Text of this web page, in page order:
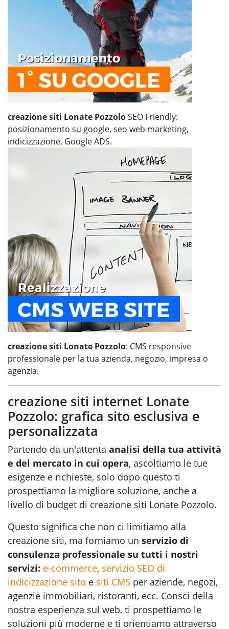
creazione siti Lonate PozzoloSEO Friendly:
posizionamento su google, seo web marketing,
indicizzazione, Google ADS.
creazione siti Lonate Pozzolo: CMS responsive
professionale per la tua azienda, negozio, impresa o
agenzia.
creazione siti internet Lonate
Pozzolo: grafica sito esclusiva e
personalizzata
Partendo da un'attenta analisi della tua attività
e del mercato in cui opera, ascoltiamo le tue
esigenze e richieste, solo dopo questo ti
prospettiamo la migliore soluzione, anche a
livello di budget di creazione siti Lonate Pozzolo.
Questo significa che non ci limitiamo alla
creazione siti, ma forniamo un servizio di
consulenza professionale su tutti i nostri
servizi: e-commerce, servizio SEO di
indicizzazione sito e siti CMS per aziende, negozi,
agenzie immobiliari, ristoranti, ecc. Consci della
nostra esperienza sul web, ti prospettiamo le
soluzioni più moderne e ti orientiamo attraverso